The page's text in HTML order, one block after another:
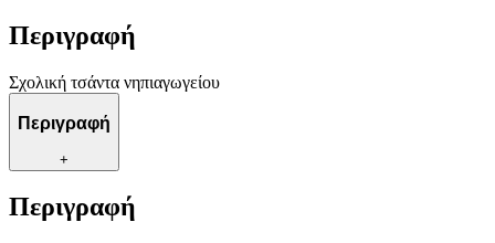
Περιγραφή
Σχολική τσάντα νηπιαγωγείου
Περιγραφή
+
Περιγραφή